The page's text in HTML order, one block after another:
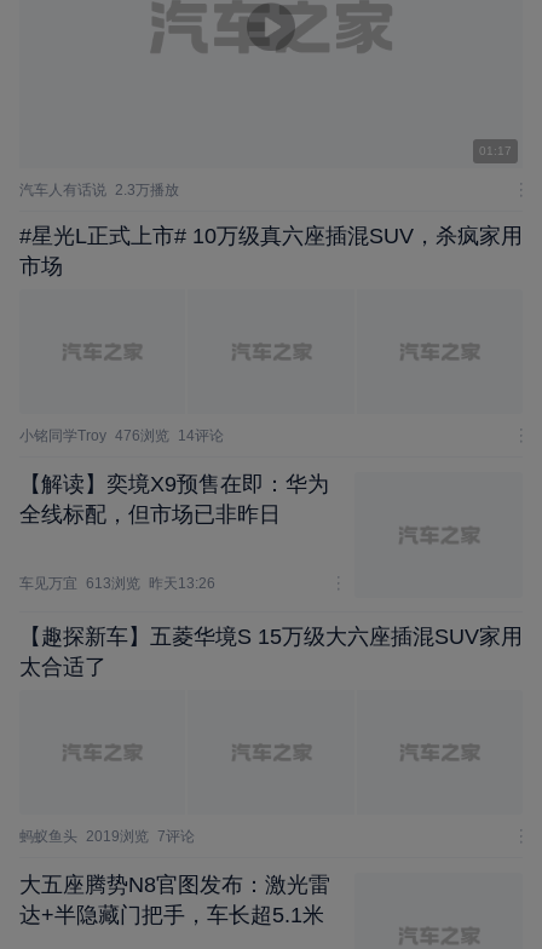
01:17
汽车人有话说 2.3万播放
#星光L正式上市# 10万级真六座插混SUV，杀疯家用
市场
小铭同学Troy 476浏览 14评论
【解读】奕境X9预售在即：华为
全线标配，但市场已非昨日
车见万宜 613浏览 昨天13:26
【趣探新车】五菱华境S 15万级大六座插混SUV家用
太合适了
蚂蚁鱼头 2019浏览 7评论
大五座腾势N8官图发布：激光雷
达+半隐藏门把手，车长超5.1米